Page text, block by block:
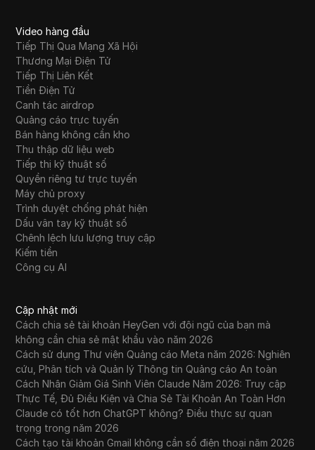
Video hàng đầu
Tiếp Thị Qua Mạng Xã Hội
Thương Mại Điện Tử
Tiếp Thị Liên Kết
Tiền Điện Tử
Canh tác airdrop
Quảng cáo trực tuyến
Bán hàng không cần kho
Thu thập dữ liệu web
Tiếp thị kỹ thuật số
Quyền riêng tư trực tuyến
Máy chủ proxy
Trình duyệt chống phát hiện
Dấu vân tay kỹ thuật số
Chênh lệch lưu lượng truy cập
Kiếm tiền
Công cụ AI
Cập nhật mới
Cách chia sẻ tài khoản HeyGen với đội ngũ của bạn mà
không cần chia sẻ mật khẩu vào năm 2026
Cách sử dụng Thư viện Quảng cáo Meta năm 2026: Nghiên
cứu, Phân tích và Quản lý Thông tin Quảng cáo An toàn
Cách Nhận Giảm Giá Sinh Viên Claude Năm 2026: Truy cập
Thực Tế, Đủ Điều Kiện và Chia Sẻ Tài Khoản An Toàn Hơn
Claude có tốt hơn ChatGPT không? Điều thực sự quan
trọng trong năm 2026
Cách tạo tài khoản Gmail không cần số điện thoại năm 2026